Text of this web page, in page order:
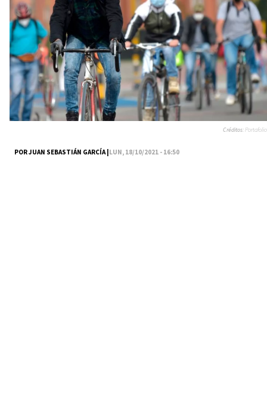
POR JUAN SEBASTIÁN GARCÍA |LUN, 18/10/2021 - 16:50
Créditos:Portafolio